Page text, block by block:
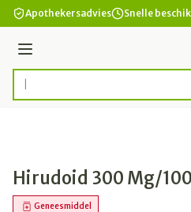
Ga naar de inhoud
Apothekersadvies Snelle
Menu
Product, merk, categorie...
Hirudoid 300 Mg/100
Geneesmiddel